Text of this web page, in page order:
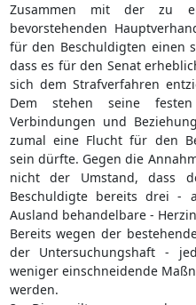
Zusammen mit der zu
bevorstehenden
für den Beschuldigten einen
dass es für den Senat
sich dem Strafverfahren
Dem stehen seine
Verbindungen und
zumal eine Flucht für den
sein dürfte. Gegen die
nicht der Umstand, dass
Beschuldigte bereits drei -
Ausland behandelbare -
Bereits wegen der
der Untersuchungshaft -
weniger einschneidende
werden.